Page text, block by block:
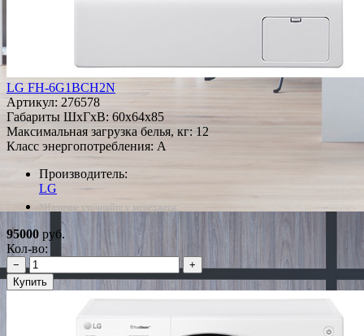
LG FH-6G1BCH2N
Артикул: 276578
Габариты ШxГxВ: 60x64x85
Максимальная загрузка белья, кг: 12
Класс энергопотребления: A
Производитель:
LG
*Наличие уточняйте у менеджера
95000 руб.
Кол-во:
−
+
Купить